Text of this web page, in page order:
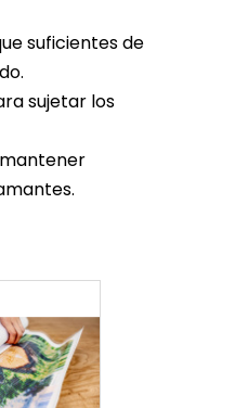
suficientes de
sujetar los